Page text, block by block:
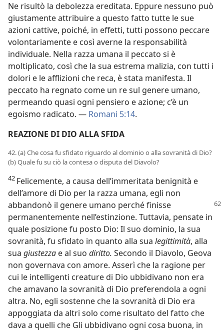
Ne risultò la debolezza ereditata. Eppure nessuno può
giustamente attribuire a questo fatto tutte le sue
azioni cattive, poiché, in effetti, tutti possono peccare
volontariamente e così averne la responsabilità
individuale. Nella razza umana il peccato si è
moltiplicato, così che la sua estrema malizia, con tutti i
dolori e le afflizioni che reca, è stata manifesta. Il
peccato ha regnato come un re sul genere umano,
permeando quasi ogni pensiero e azione; c’è un
egoismo radicato. — Romani 5:14.
REAZIONE DI DIO ALLA SFIDA
42. (a) Che cosa fu sfidato riguardo al dominio o alla sovranità di Dio?
(b) Quale fu su ciò la contesa o disputa del Diavolo?
42 Felicemente, a causa dell’immeritata benignità e
dell’amore di Dio per la razza umana, egli non
abbandonò il genere umano perchéfinisse
permanentemente nell’estinzione. Tuttavia, pensate in
quale posizione fu posto Dio: Il suo dominio, la sua
sovranità, fu sfidato in quanto alla sua legittimità, alla
sua giustezza e al suo diritto. Secondo il Diavolo, Geova
non governava con amore. Asserì che la ragione per
cui le intelligenti creature di Dio ubbidivano non era
che amavano la sovranità di Dio preferendola a ogni
altra. No, egli sostenne che la sovranità di Dio era
appoggiata da altri solo come risultato del fatto che
dava a quelli che Gli ubbidivano ogni cosa buona, in